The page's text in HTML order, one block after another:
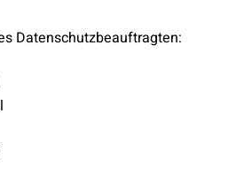
Datenschutzbeauftragten: